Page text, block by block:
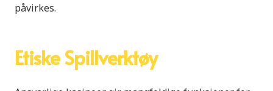
påvirkes.
Etiske Spillverktøy